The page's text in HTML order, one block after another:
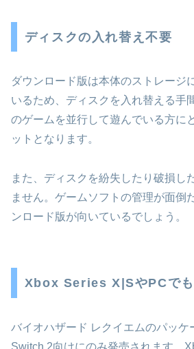
ディスクの入れ替え不要
ダウンロード版は本体のストレージ
いるため、ディスクを入れ替える手
のゲームを並行して遊んでいる方に
ットとなります。
また、ディスクを紛失したり破損し
ません。ゲームソフトの管理が面倒
ンロード版が向いているでしょう。
Xbox Series X|SやPCでも
バイオハザード レクイエムのパッケ
Switch 2向けにのみ発売されます。